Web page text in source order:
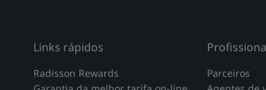
Links rápidos
Radisson Rewards
Parceiros